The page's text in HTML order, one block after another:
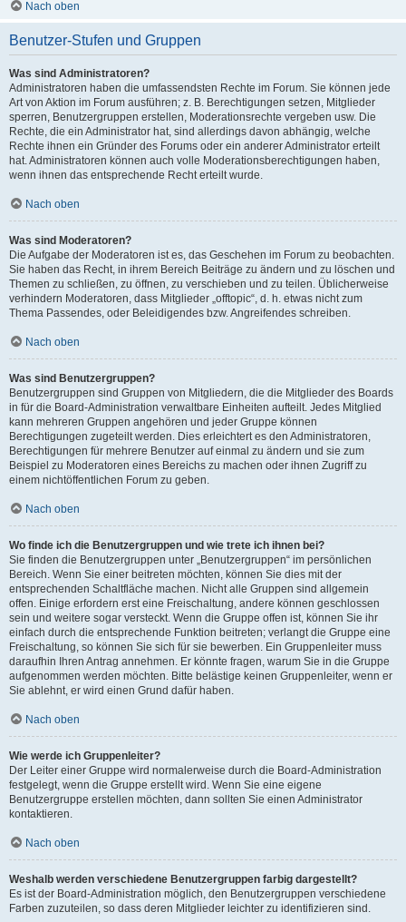
Nach oben
Benutzer-Stufen und Gruppen
Was sind Administratoren?
Administratoren haben die umfassendsten Rechte im Forum. Sie können jede
Art von Aktion im Forum ausführen; z. B. Berechtigungen setzen, Mitglieder
sperren, Benutzergruppen erstellen, Moderationsrechte vergeben usw. Die
Rechte, die ein Administrator hat, sind allerdings davon abhängig, welche
Rechte ihnen ein Gründer des Forums oder ein anderer Administrator erteilt
hat. Administratoren können auch volle Moderationsberechtigungen haben,
wenn ihnen das entsprechende Recht erteilt wurde.
Nach oben
Was sind Moderatoren?
Die Aufgabe der Moderatoren ist es, das Geschehen im Forum zu beobachten.
Sie haben das Recht, in ihrem Bereich Beiträge zu ändern und zu löschen und
Themen zu schließen, zu öffnen, zu verschieben und zu teilen. Üblicherweise
verhindern Moderatoren, dass Mitglieder „offtopic“, d. h. etwas nicht zum
Thema Passendes, oder Beleidigendes bzw. Angreifendes schreiben.
Nach oben
Was sind Benutzergruppen?
Benutzergruppen sind Gruppen von Mitgliedern, die die Mitglieder des Boards
in für die Board-Administration verwaltbare Einheiten aufteilt. Jedes Mitglied
kann mehreren Gruppen angehören und jeder Gruppe können
Berechtigungen zugeteilt werden. Dies erleichtert es den Administratoren,
Berechtigungen für mehrere Benutzer auf einmal zu ändern und sie zum
Beispiel zu Moderatoren eines Bereichs zu machen oder ihnen Zugriff zu
einem nichtöffentlichen Forum zu geben.
Nach oben
Wo finde ich die Benutzergruppen und wie trete ich ihnen bei?
Sie finden die Benutzergruppen unter „Benutzergruppen“ im persönlichen
Bereich. Wenn Sie einer beitreten möchten, können Sie dies mit der
entsprechenden Schaltfläche machen. Nicht alle Gruppen sind allgemein
offen. Einige erfordern erst eine Freischaltung, andere können geschlossen
sein und weitere sogar versteckt. Wenn die Gruppe offen ist, können Sie ihr
einfach durch die entsprechende Funktion beitreten; verlangt die Gruppe eine
Freischaltung, so können Sie sich für sie bewerben. Ein Gruppenleiter muss
daraufhin Ihren Antrag annehmen. Er könnte fragen, warum Sie in die Gruppe
aufgenommen werden möchten. Bitte belästige keinen Gruppenleiter, wenn er
Sie ablehnt, er wird einen Grund dafür haben.
Nach oben
Wie werde ich Gruppenleiter?
Der Leiter einer Gruppe wird normalerweise durch die Board-Administration
festgelegt, wenn die Gruppe erstellt wird. Wenn Sie eine eigene
Benutzergruppe erstellen möchten, dann sollten Sie einen Administrator
kontaktieren.
Nach oben
Weshalb werden verschiedene Benutzergruppen farbig dargestellt?
Es ist der Board-Administration möglich, den Benutzergruppen verschiedene
Farben zuzuteilen, so dass deren Mitglieder leichter zu identifizieren sind.